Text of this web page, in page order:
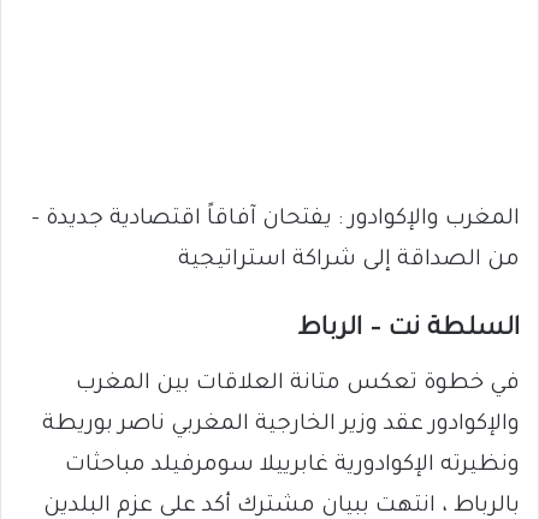
المغرب والإكوادور : يفتحان آفاقاً اقتصادية جديدة –
من الصداقة إلى شراكة استراتيجية
السلطة نت – الرباط
في خطوة تعكس متانة العلاقات بين المغرب
والإكوادور عقد وزير الخارجية المغربي ناصر بوريطة
ونظيرته الإكوادورية غابرييلا سومرفيلد مباحثات
بالرباط ، انتهت ببيان مشترك أكد على عزم البلدين